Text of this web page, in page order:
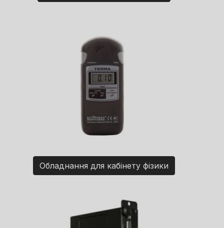
Обладнання для кабінету фізики